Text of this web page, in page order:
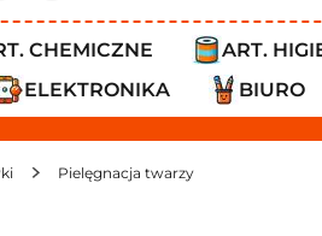
CHEMICZNE ART.
ELEKTRONIKA BIURO
Pielęgnacja twarzy